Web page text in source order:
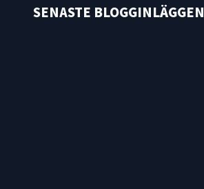
SENASTE BLOGGINLÄGGEN